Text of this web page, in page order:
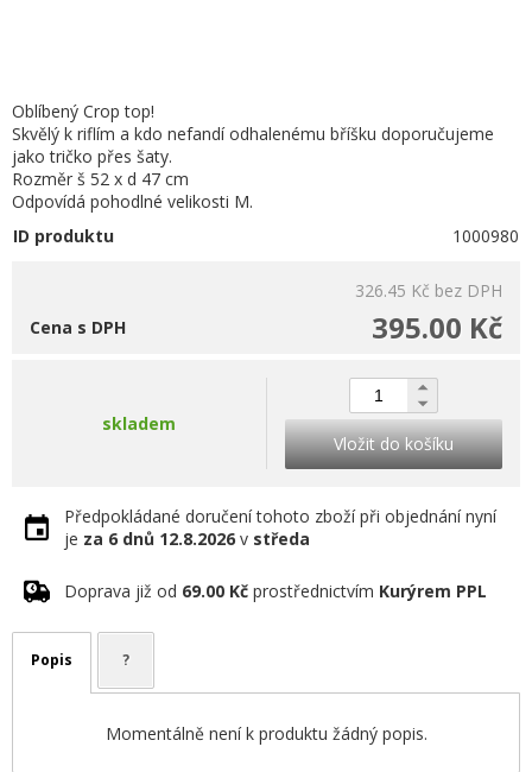
Oblíbený Crop top!
Skvělý k riflím a kdo nefandí odhalenému bříšku doporučujeme
jako tričko přes šaty.
Rozměr š 52 x d 47 cm
Odpovídá pohodlné velikosti M.
ID produktu
1000980
326.45 Kč bez DPH
395.00 Kč
Cena s DPH
skladem
Vložit do košíku
Předpokládané doručení tohoto zboží při objednání nyní
je za 6 dnů 12.8.2026 v středa
Doprava již od 69.00 Kč prostřednictvím Kurýrem PPL
Popis ?
Momentálně není k produktu žádný popis.